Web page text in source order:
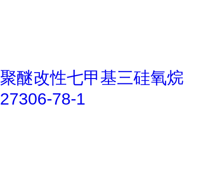
聚醚改性七甲基三硅氧烷
27306-78-1